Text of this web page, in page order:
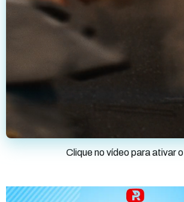
Clique no vídeo para ativar